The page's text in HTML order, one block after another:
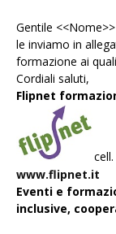
Gentile
le inviamo in
formazione ai
Cordiali saluti,
Flipnet
cell.
www.flipnet.it
Eventi e
inclusive,